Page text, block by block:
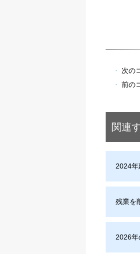
次の
前の
関連
2024
残業を
2026